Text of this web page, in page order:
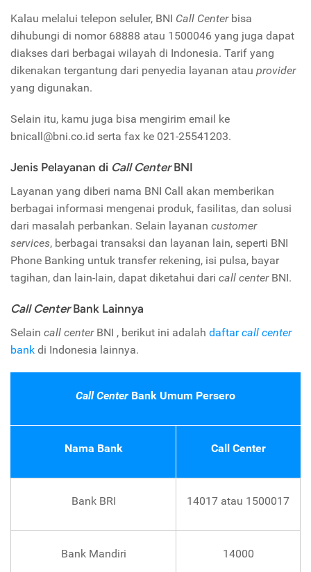
Kalau melalui telepon seluler, BNI Call Centerbisa
dihubungi di nomor 68888 atau 1500046 yang juga dapat
diakses dari berbagai wilayah di Indonesia. Tarif yang
dikenakan tergantung dari penyedia layanan atau provider
yang digunakan.
Selain itu, kamu juga bisa mengirim email ke
bnicall@bni.co.id serta fax ke 021-25541203.
Jenis Pelayanan di Call CenterBNI
Layanan yang diberi nama BNI Call akan memberikan
berbagai informasi mengenai produk, fasilitas, dan solusi
dari masalah perbankan. Selain layanan customer
services, berbagai transaksi dan layanan lain, seperti BNI
Phone Banking untuk transfer rekening, isi pulsa, bayar
tagihan, dan lain-lain, dapat diketahui dari call centerBNI.
Call CenterBank Lainnya
Selain call centerBNI , berikut ini adalah daftarcall center
bank di Indonesia lainnya.
Call Center Bank Umum Persero
Nama Bank Call Center
Bank BRI 14017 atau 1500017
Bank Mandiri 14000